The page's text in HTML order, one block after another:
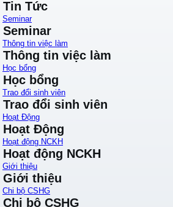
Tin Tức
Seminar
Seminar
Thông tin việc làm
Thông tin việc làm
Học bổng
Học bổng
Trao đổi sinh viên
Trao đổi sinh viên
Hoạt Động
Hoạt Động
Hoạt động NCKH
Hoạt động NCKH
Giới thiệu
Giới thiệu
Chi bộ CSHG
Chi bộ CSHG